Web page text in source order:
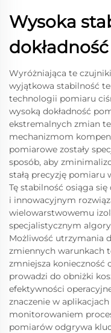
Wysoka
Wyróżniająca te
wyjątkowa stabilność
technologii pomiaru
wysoką dokładność
ekstremalnych zmian
mechanizmom
pomiarowe zostały
sposób, aby
stałą precyzję pomiaru
Tę stabilność osiąga
i innowacyjnym
wielowarstwowemu
specjalistycznym
Możliwość utrzymania
zmiennych warunkach
zmniejsza konieczność
prowadzi do obniżki
efektywności
znaczenie w
monitorowaniem
pomiarów odgrywa